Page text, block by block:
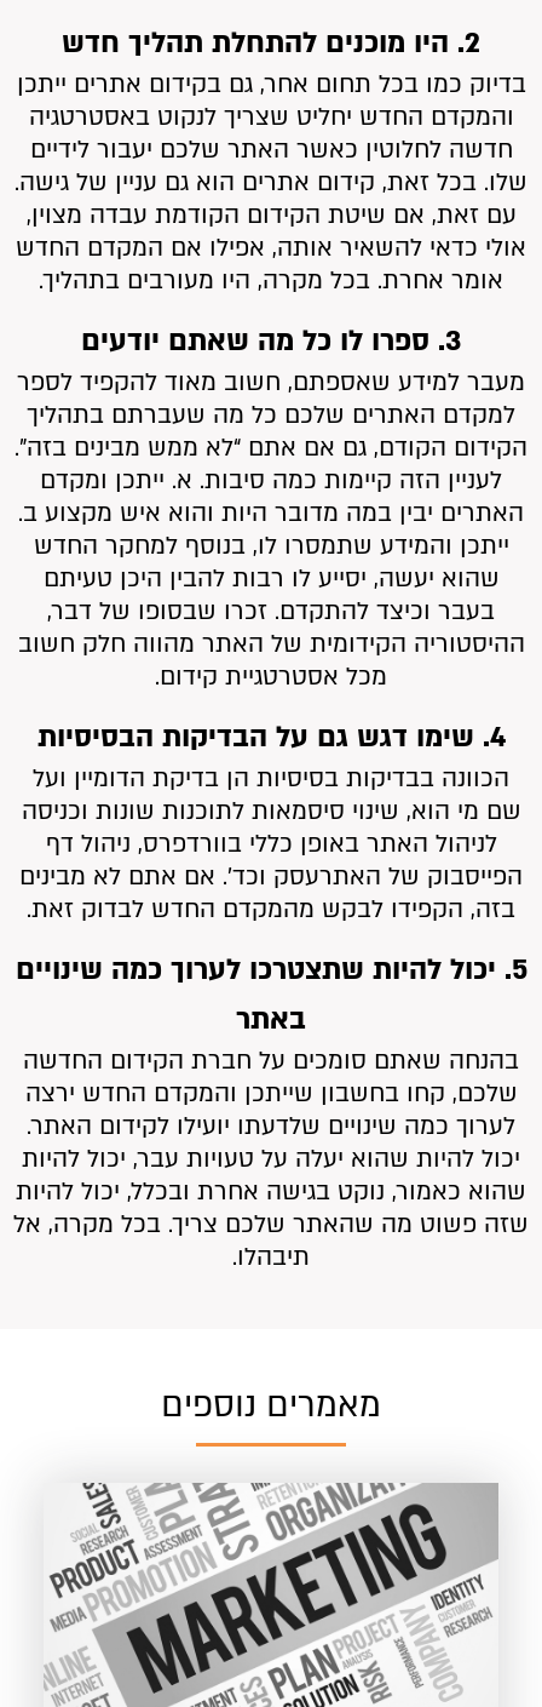
2. היו מוכנים להתחלת תהליך חדש
בדיוק כמו בכל תחום אחר, גם בקידום אתרים ייתכן
והמקדם החדש יחליט שצריך לנקוט באסטרטגיה
חדשה לחלוטין כאשר האתר שלכם יעבור לידיים
שלו. בכל זאת, קידום אתרים הוא גם עניין של גישה.
עם זאת, אם שיטת הקידום הקודמת עבדה מצוין,
אולי כדאי להשאיר אותה, אפילו אם המקדם החדש
אומר אחרת. בכל מקרה, היו מעורבים בתהליך.
3. ספרו לו כל מה שאתם יודעים
מעבר למידע שאספתם, חשוב מאוד להקפיד לספר
למקדם האתרים שלכם כל מה שעברתם בתהליך
הקידום הקודם, גם אם אתם “לא ממש מבינים בזה”.
לעניין הזה קיימות כמה סיבות. א. ייתכן ומקדם
האתרים יבין במה מדובר היות והוא איש מקצוע ב.
ייתכן והמידע שתמסרו לו, בנוסף למחקר החדש
שהוא יעשה, יסייע לו רבות להבין היכן טעיתם
בעבר וכיצד להתקדם. זכרו שבסופו של דבר,
ההיסטוריה הקידומית של האתר מהווה חלק חשוב
מכל אסטרטגיית קידום.
4. שימו דגש גם על הבדיקות הבסיסיות
הכוונה בבדיקות בסיסיות הן בדיקת הדומיין ועל
שם מי הוא, שינוי סיסמאות לתוכנות שונות וכניסה
לניהול האתר באופן כללי בוורדפרס, ניהול דף
הפייסבוק של האתרעסק וכד’. אם אתם לא מבינים
בזה, הקפידו לבקש מהמקדם החדש לבדוק זאת.
5. יכול להיות שתצטרכו לערוך כמה שינויים
באתר
בהנחה שאתם סומכים על חברת הקידום החדשה
שלכם, קחו בחשבון שייתכן והמקדם החדש ירצה
לערוך כמה שינויים שלדעתו יועילו לקידום האתר.
יכול להיות שהוא יעלה על טעויות עבר, יכול להיות
שהוא כאמור, נוקט בגישה אחרת ובכלל, יכול להיות
שזה פשוט מה שהאתר שלכם צריך. בכל מקרה, אל
תיבהלו.
מאמרים נוספים